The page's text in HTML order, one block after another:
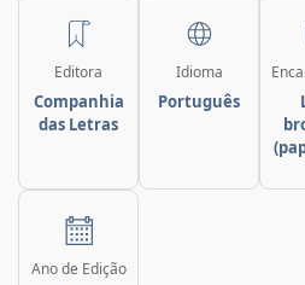
Editora
Companhia
das Letras
Idioma
Português
Ano de Edição